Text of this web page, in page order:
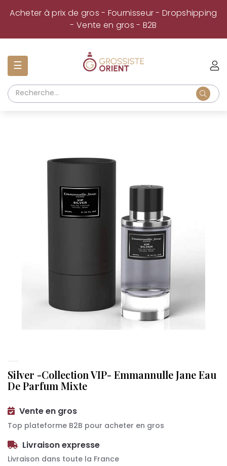
Acheter à prix de gros - Fournisseur - Dropshipping
- Vente en gros - B2B
Basculer
la
navigation
☰
Silver -Collection VIP- Emmannulle Jane Eau
De Parfum Mixte
Vente en gros
Top plateforme B2B pour acheter en gros
Livraison expresse
Livraison dans toute la France